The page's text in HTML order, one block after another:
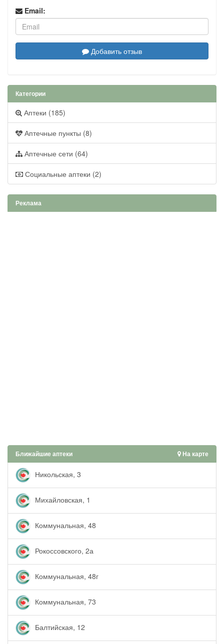
Email:
Добавить отзыв
Категории
Аптеки (185)
Аптечные пункты (8)
Аптечные сети (64)
Социальные аптеки (2)
Реклама
Ближайшие аптеки На карте
Никольская, 3
Михайловская, 1
Коммунальная, 48
Рокоссовского, 2а
Коммунальная, 48г
Коммунальная, 73
Балтийская, 12